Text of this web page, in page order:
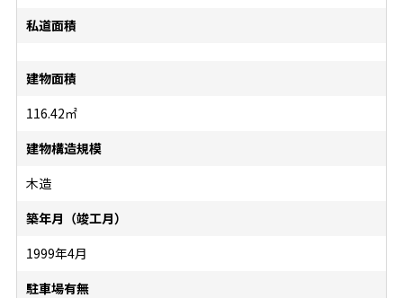
私道面積
建物面積
116.42㎡
建物構造規模
木造
築年月（竣工月）
1999年4月
駐車場有無